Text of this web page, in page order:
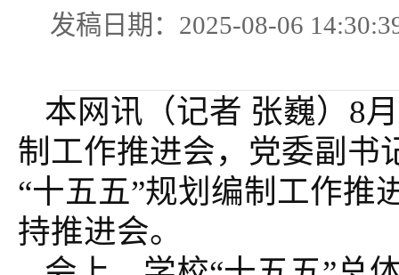
发稿日期：2025-08-06
本网讯（记者 张巍）8
制工作推进会，党委副书
“十五五”规划编制工作推
持推进会。